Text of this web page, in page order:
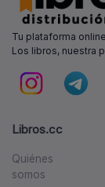
Tu plataforma
Los libros, nuestra
Libros.cc
Quiénes
somos